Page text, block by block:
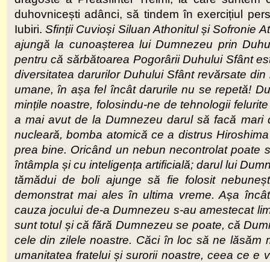
duhovnicești adânci, să tindem în exercițiul
Iubiri.Sfinții Cuvioși Siluan Athonitul și Sofronie
ajungă la cunoașterea lui Dumnezeu prin
pentru că sărbătoarea Pogorârii Duhului Sfânt
diversitatea darurilor Duhului Sfânt revărsate
umane, în așa fel încât darurile nu se repetă!
mințile noastre, folosindu-ne de tehnologii
a mai avut de la Dumnezeu darul să facă mari
nucleară, bomba atomică ce a distrus
prea bine. Oricând un nebun necontrolat poate
întâmpla și cu inteligența artificială; darul lui
tămădui de boli ajunge să fie folosit
demonstrat mai ales în ultima vreme. Așa
cauza jocului de-a Dumnezeu s-au amestecat
sunt totul și că fără Dumnezeu se poate, că
cele din zilele noastre. Căci în loc să ne lăsăm
umanitatea fratelui și surorii noastre, ceea ce e